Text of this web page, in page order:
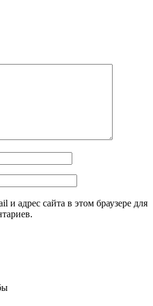
и адрес сайта в этом браузере для